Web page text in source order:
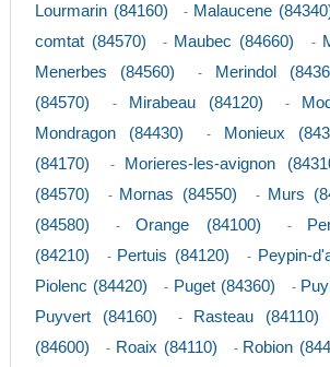
Lourmarin (84160) - Malaucene
comtat (84570)
- Maubec (84660) -
Menerbes (84560) - Merindol
(84570)
- Mirabeau (84120) -
Mondragon (84430) - Monieux
(84170)
- Morieres-les-avignon
(84570)
- Mornas (84550) - Murs
(84580)
-Orange (84100) -
(84210)
- Pertuis (84120) - Peypin-
Piolenc (84420) - Puget (84360) -
Puyvert (84160) - Rasteau (84110)
(84600)
- Roaix (84110) - Robion